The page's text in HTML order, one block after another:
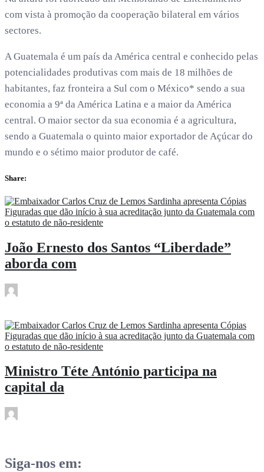
com vista à promoção da cooperação bilateral em vários
sectores.
A Guatemala é um país da América central e conhecido pelas
potencialidades produtivas com mais de 18 milhões de
habitantes, faz fronteira a Sul com o México* sendo a sua
economia a 9ª da América Latina e a maior da América
central. O maior sector da sua economia é a agricultura,
sendo a Guatemala o quinto maior exportador de Açúcar do
mundo e o sétimo maior produtor de café.
Share:
João Ernesto dos Santos “Liberdade”
aborda com
Ministro Téte António participa na
capital da
Siga-nos em: